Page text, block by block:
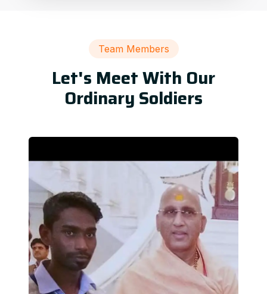
Team Members
Let's Meet With Our
Ordinary Soldiers